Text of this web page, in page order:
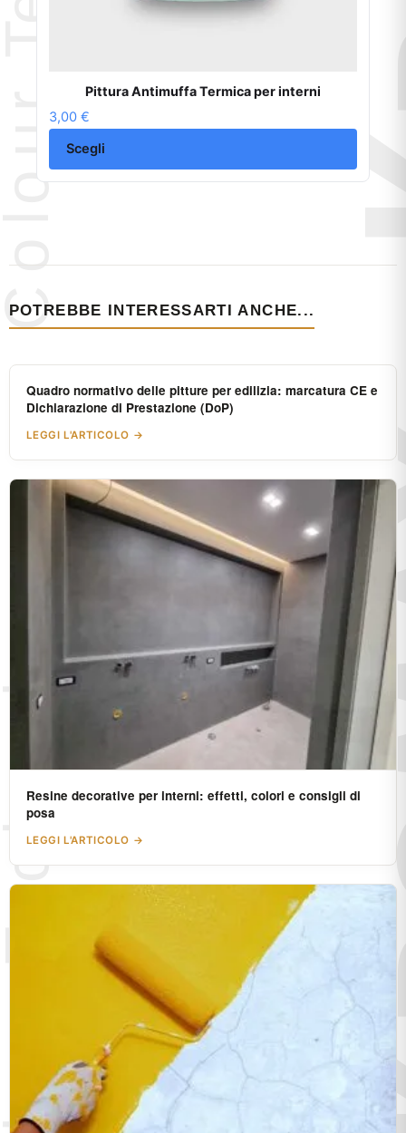
Pittura Antimuffa Termica per interni
3,00 €
Scegli
POTREBBE INTERESSARTI ANCHE...
Quadro normativo delle pitture per edilizia: marcatura CE e
Dichiarazione di Prestazione (DoP)
LEGGI L'ARTICOLO →
Resine decorative per interni: effetti, colori e consigli di
posa
LEGGI L'ARTICOLO →